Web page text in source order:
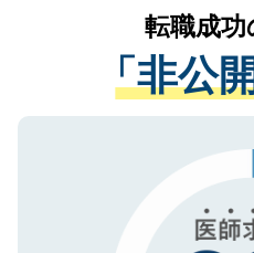
は、個人情報の取
管理基準を満たし
る、プライバシー
で、機密保持に関
かがいして、現在
経験をまじえなが
させていただきま
ない方には、長期
ので、まずはご登
転職成
「非公